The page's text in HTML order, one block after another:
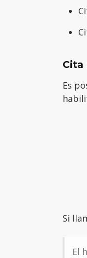
Cita
Es
Si
El